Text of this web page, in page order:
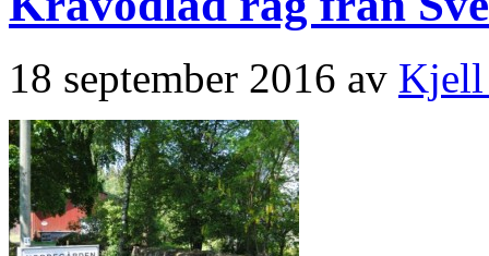
18 september 2016 av